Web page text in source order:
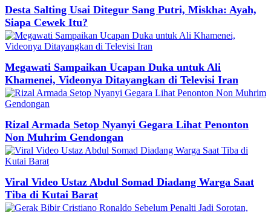
Desta Salting Usai Ditegur Sang Putri, Miskha: Ayah,
Siapa Cewek Itu?
Megawati Sampaikan Ucapan Duka untuk Ali
Khamenei, Videonya Ditayangkan di Televisi Iran
Rizal Armada Setop Nyanyi Gegara Lihat Penonton
Non Muhrim Gendongan
Viral Video Ustaz Abdul Somad Diadang Warga Saat
Tiba di Kutai Barat